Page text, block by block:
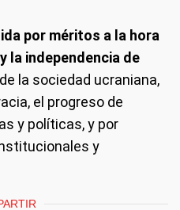
por méritos a la hora
la independencia de
la sociedad ucraniana,
el progreso de
y políticas, y por
y